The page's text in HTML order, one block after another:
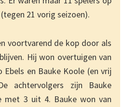
21 vorig seizoen).
voortvarend de kop door als
Hij won overtuigen van
Ebels en Bauke Koole (en vrij
achtervolgers zijn Bauke
met 3 uit 4. Bauke won van